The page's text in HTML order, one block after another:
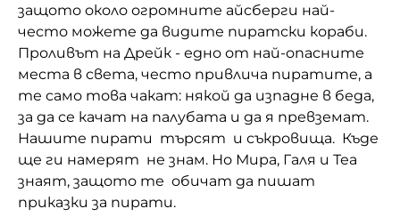
защото около огромните айсберги най-
често можете да видите пиратски кораби.
Проливът на Дрейк - едно от най-опасните
места в света, често привлича пиратите, а
те само това чакат: някой да изпадне в беда,
за да се качат на палубата и да я превземат.
Нашите пирати търсят и съкровища. Къде
ще ги намерят не знам. Но Мира, Галя и Теа
знаят, защото те обичат да пишат
приказки за пирати.